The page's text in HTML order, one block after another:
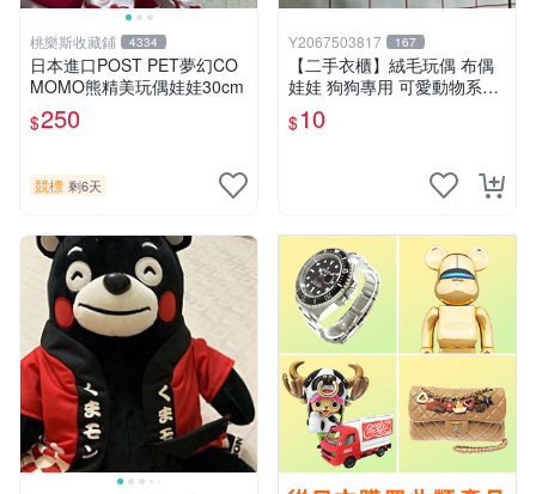
桃樂斯收藏鋪 4334
日本進口POST PET夢幻CO
MOMO熊精美玩偶娃娃30cm
$250
競標 剩6天
Y2067503817 167
【二手衣櫃】絨毛玩偶 布偶
娃娃 狗狗專用 可愛動物系列
耐咬耐磨玩具 玩偶 粉紅熊寵
物玩具 1120929
$10